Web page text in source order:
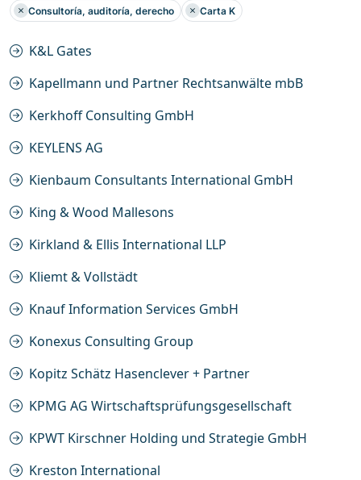
Consultoría, auditoría, derecho Carta K
K&L Gates
Kapellmann und Partner Rechtsanwälte mbB
Kerkhoff Consulting GmbH
KEYLENS AG
Kienbaum Consultants International GmbH
King & Wood Mallesons
Kirkland & Ellis International LLP
Kliemt & Vollstädt
Knauf Information Services GmbH
Konexus Consulting Group
Kopitz Schätz Hasenclever + Partner
KPMG AG Wirtschaftsprüfungsgesellschaft
KPWT Kirschner Holding und Strategie GmbH
Kreston International